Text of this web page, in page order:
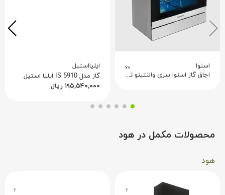
مشاهده در واقعیت افزوده:
شما می‌توانید با استفاده از واقعیت افزوده سه کنج، پلوپز
RC-101 TYAN را در خانه خود ببینید و قبل از خرید، آن را در
اسنوا ۶۰
اجاق گاز اسنوا سری والنتینو تمام استیل دیجیتال
ایلیااستیل
گاز مدل IS 5910 ایلیا استیل
۱۹۵,۵۴۰,۰۰۰ ریال
محصولات مکمل در هود
هود
۲ ۲